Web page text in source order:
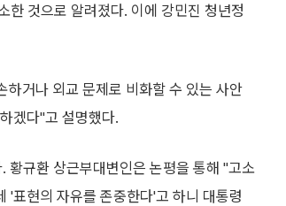
한 것으로 알려졌다. 이에 강민진 청년정
하거나 외교 문제로 비화할 수 있는 사안
겠다"고 설명했다.
황규환 상근부대변인은 논평을 통해 "고소
'표현의 자유를 존중한다'고 하니 대통령